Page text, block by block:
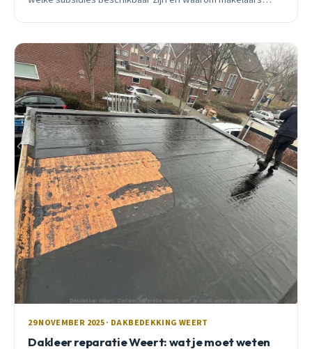
29 NOVEMBER 2025 · DAKBEDEKKING WEERT
Dakleer reparatie Weert: wat je moet weten